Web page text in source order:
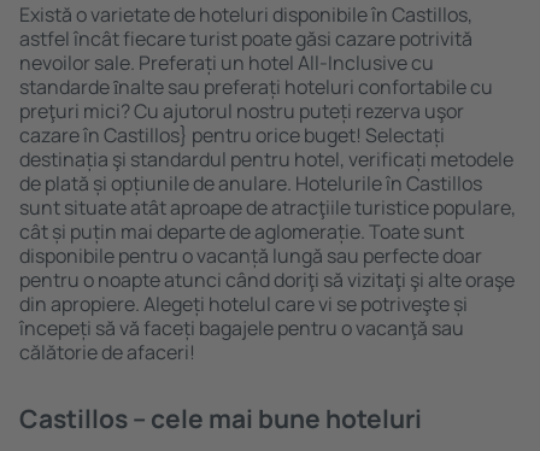
Există o varietate de hoteluri disponibile în Castillos,
astfel încât fiecare turist poate găsi cazare potrivită
nevoilor sale. Preferați un hotel All-Inclusive cu
standarde ȋnalte sau preferați hoteluri confortabile cu
preţuri mici? Cu ajutorul nostru puteți rezerva uşor
cazare în Castillos} pentru orice buget! Selectați
destinația şi standardul pentru hotel, verificați metodele
de plată și opțiunile de anulare. Hotelurile în Castillos
sunt situate atât aproape de atracţiile turistice populare,
cât și puțin mai departe de aglomerație. Toate sunt
disponibile pentru o vacanță lungă sau perfecte doar
pentru o noapte atunci când doriţi să vizitaţi şi alte oraşe
din apropiere. Alegeți hotelul care vi se potriveşte și
începeți să vă faceți bagajele pentru o vacanţă sau
călătorie de afaceri!
Castillos – cele mai bune hoteluri